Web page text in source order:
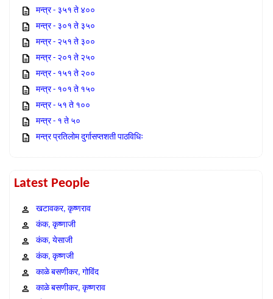
मन्त्र - ३५१ ते ४००
मन्त्र - ३०१ ते ३५०
मन्त्र - २५१ ते ३००
मन्त्र - २०१ ते २५०
मन्त्र - १५१ ते २००
मन्त्र - १०१ ते १५०
मन्त्र - ५१ ते १००
मन्त्र - १ ते ५०
मन्त्र प्रतिलोम दुर्गासप्तशती पाठविधिः
Latest People
खटावकर, कृष्णराव
कंक, कृष्णाजी
कंक, येसाजी
कंक, कृष्णजी
काळे बसणीकर, गोविंद
काळे बसणीकर, कृष्णराव